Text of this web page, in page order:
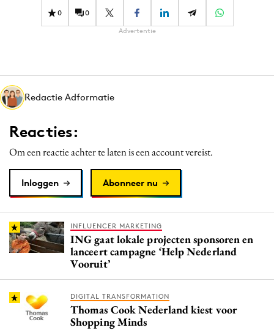
Effectiviteit
Martech
Merkstrategie
PR
Programmatic
Purpose Marketing
Reputatie & crisis
0 0
Advertentie
Redactie Adformatie
Reacties:
Om een reactie achter te laten is een account vereist.
Inloggen Abonneer nu
INFLUENCER MARKETING
ING gaat lokale projecten sponsoren en
lanceert campagne ‘Help Nederland
Vooruit’
DIGITAL TRANSFORMATION
Thomas Cook Nederland kiest voor
Shopping Minds